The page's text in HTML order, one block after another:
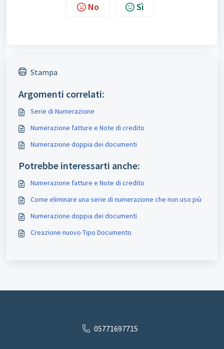
No Sì
Stampa
Argomenti correlati:
Serie di Numerazione
Numerazione fatture e Note di credito
Numerazione doppia dei documenti
Potrebbe interessarti anche:
Numerazione fatture e Note di credito
Come eliminare una serie di numerazione che non uso più
Numerazione doppia dei documenti
Creazione nuovo Tipo Documento
05771697715